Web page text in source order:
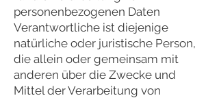
personenbezogenen Daten
Verantwortliche ist diejenige
natürliche oder juristische Person,
die allein oder gemeinsam mit
anderen über die Zwecke und
Mittel der Verarbeitung von